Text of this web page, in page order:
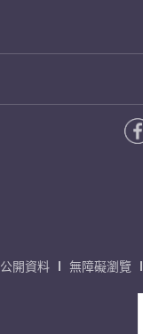
公開資料 無障礙瀏覽